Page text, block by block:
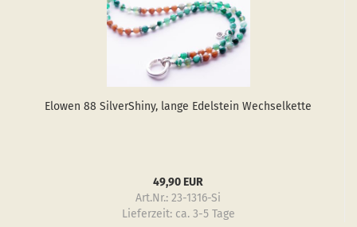
Elo­wen 88 Sil­verS­hiny, lange Edel­stein Wech­sel­ket­te
49,90 EUR
Art.Nr.: 23-1316-Si
Lieferzeit: ca. 3-5 Tage